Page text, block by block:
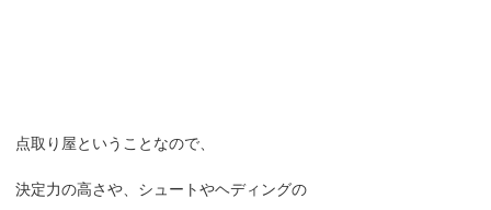
点取り屋ということなので、
決定力の高さや、シュートやヘディングの